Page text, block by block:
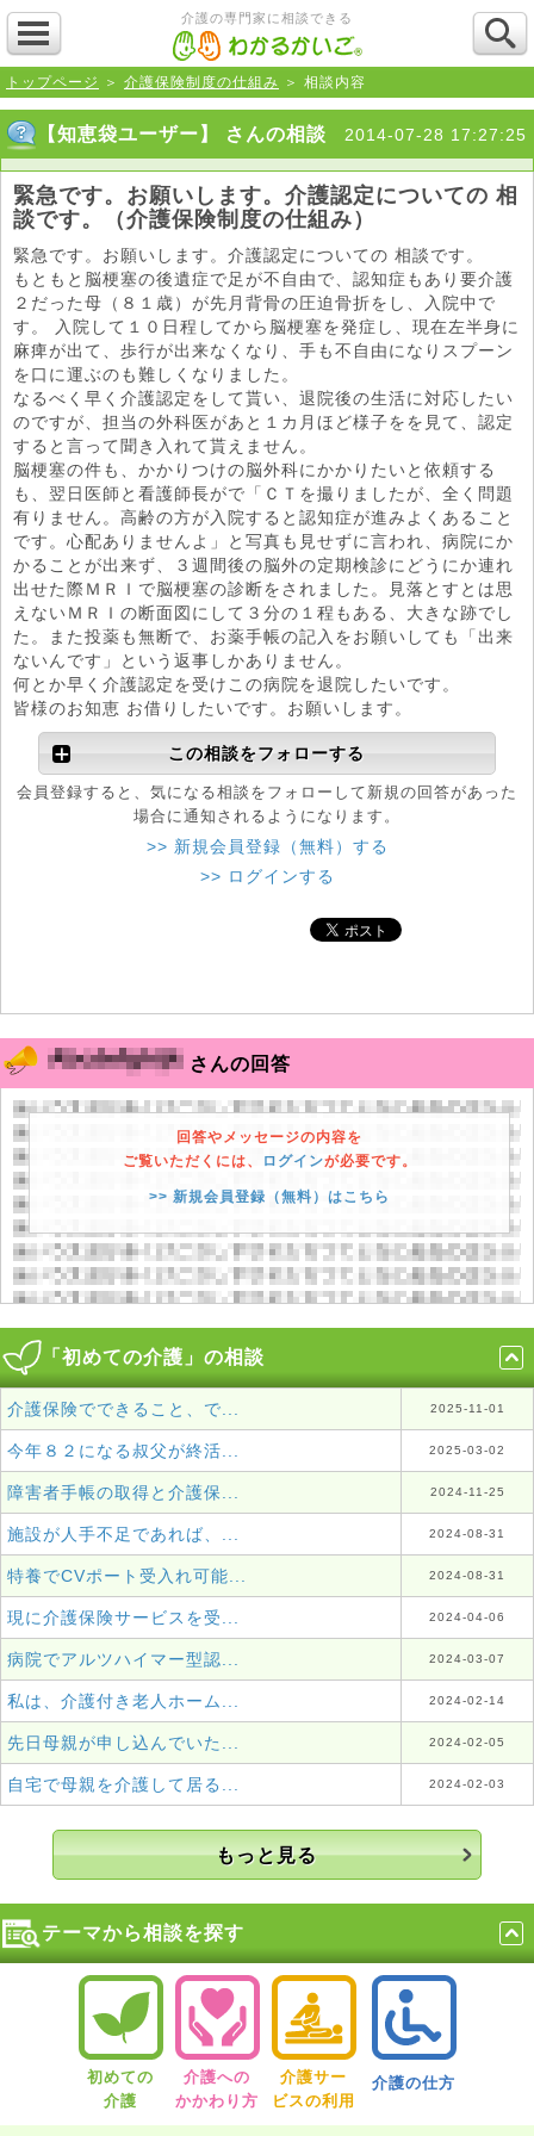
介護の専門家に相談できる
トップページ ＞ 介護保険制度の仕組み ＞ 相談内容
【知恵袋ユーザー】 さんの相談 2014-07-28 17:27:25
緊急です。お願いします。介護認定についての 相
談です。（介護保険制度の仕組み）
緊急です。お願いします。介護認定についての 相談です。
もともと脳梗塞の後遺症で足が不自由で、認知症もあり要介護
２だった母（８１歳）が先月背骨の圧迫骨折をし、入院中で
す。 入院して１０日程してから脳梗塞を発症し、現在左半身に
麻痺が出て、歩行が出来なくなり、手も不自由になりスプーン
を口に運ぶのも難しくなりました。
なるべく早く介護認定をして貰い、退院後の生活に対応したい
のですが、担当の外科医があと１カ月ほど様子をを見て、認定
すると言って聞き入れて貰えません。
脳梗塞の件も、かかりつけの脳外科にかかりたいと依頼する
も、翌日医師と看護師長がで「ＣＴを撮りましたが、全く問題
有りません。高齢の方が入院すると認知症が進みよくあること
です。心配ありませんよ」と写真も見せずに言われ、病院にか
かることが出来ず、３週間後の脳外の定期検診にどうにか連れ
出せた際ＭＲＩで脳梗塞の診断をされました。見落とすとは思
えないＭＲＩの断面図にして３分の１程もある、大きな跡でし
た。また投薬も無断で、お薬手帳の記入をお願いしても「出来
ないんです」という返事しかありません。
何とか早く介護認定を受けこの病院を退院したいです。
皆様のお知恵 お借りしたいです。お願いします。
この相談をフォローする
会員登録すると、気になる相談をフォローして新規の回答があった
場合に通知されるようになります。
>> 新規会員登録（無料）する
>> ログインする
さんの回答
回答やメッセージの内容を
ご覧いただくには、
ログインが必要です。
>> 新規会員登録（無料）はこちら
「初めての介護」の相談
介護保険でできること、で... 2025-11-01
今年８２になる叔父が終活... 2025-03-02
障害者手帳の取得と介護保... 2024-11-25
施設が人手不足であれば、... 2024-08-31
特養でCVポート受入れ可能... 2024-08-31
現に介護保険サービスを受... 2024-04-06
病院でアルツハイマー型認... 2024-03-07
私は、介護付き老人ホーム... 2024-02-14
先日母親が申し込んでいた... 2024-02-05
自宅で母親を介護して居る... 2024-02-03
もっと見る
テーマから相談を探す
初めての
介護
介護への
かかわり方
介護サー
ビスの利用
介護の仕方